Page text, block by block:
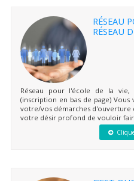
RÉSEAU
RÉSEAU
Réseau pour l'école de la vie,
(inscription en bas de page)
votre/vos démarches
votre désir profond de vouloir